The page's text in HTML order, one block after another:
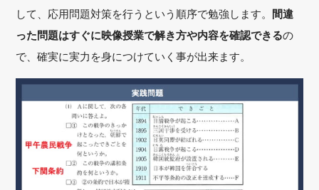
して、応用問題対策を行うという順序で勉強します。 間違
った問題はすぐに映像授業で解き方や内容を確認できるの
で、確実に実力を身につけていく事が出来ます。